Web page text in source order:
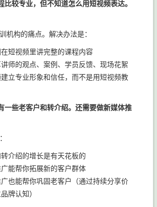
比较专业，但不知道怎么用短视频表达。
机构的痛点。解决办法是：
短视频里讲完整的课程内容
师的观点、案例、学员反馈、现场花絮
立专业形象和信任，而不是用短视频教
一些老客户和转介绍。还需要做新媒体推
介绍的增长是有天花板的
能帮你拓展新的客户群体
也能帮你巩固老客户（通过持续分享价
牌认知）